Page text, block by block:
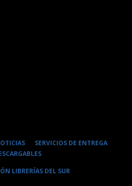
SERVICIOS DE ENTREGA
LIBRERÍAS DEL SUR